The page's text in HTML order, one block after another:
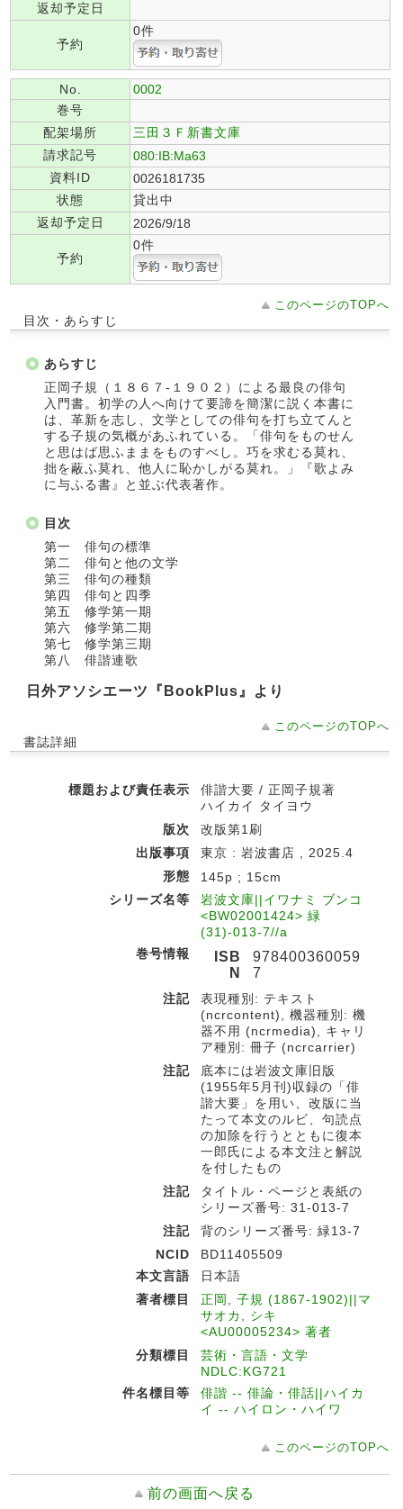
返却予定日
予約
0件
No.
0002
巻号
配架場所
三田３Ｆ新書文庫
請求記号
080:IB:Ma63
資料ID
0026181735
状態
貸出中
返却予定日
2026/9/18
予約
0件
このページのTOPへ
目次・あらすじ
あらすじ
正岡子規（１８６７‐１９０２）による最良の俳句
入門書。初学の人へ向けて要諦を簡潔に説く本書に
は、革新を志し、文学としての俳句を打ち立てんと
する子規の気概があふれている。「俳句をものせん
と思はば思ふままをものすべし。巧を求むる莫れ、
拙を蔽ふ莫れ、他人に恥かしがる莫れ。」『歌よみ
に与ふる書』と並ぶ代表著作。
目次
第一 俳句の標準
第二 俳句と他の文学
第三 俳句の種類
第四 俳句と四季
第五 修学第一期
第六 修学第二期
第七 修学第三期
第八 俳諧連歌
日外アソシエーツ『BookPlus』より
このページのTOPへ
書誌詳細
標題および責任表示
俳諧大要 / 正岡子規著
ハイカイ タイヨウ
版次
改版第1刷
出版事項
東京 : 岩波書店 , 2025.4
形態
145p ; 15cm
シリーズ名等
岩波文庫||イワナミ ブンコ
<BW02001424> 緑
(31)-013-7//a
巻号情報
ISB
N
978400360059
7
注記
表現種別: テキスト
(ncrcontent), 機器種別: 機
器不用 (ncrmedia), キャリ
ア種別: 冊子 (ncrcarrier)
注記
底本には岩波文庫旧版
(1955年5月刊)収録の「俳
諧大要」を用い、改版に当
たって本文のルビ、句読点
の加除を行うとともに復本
一郎氏による本文注と解説
を付したもの
注記
タイトル・ページと表紙の
シリーズ番号: 31-013-7
注記
背のシリーズ番号: 緑13-7
NCID
BD11405509
本文言語
日本語
著者標目
正岡, 子規 (1867-1902)||マ
サオカ, シキ
<AU00005234> 著者
分類標目
芸術・言語・文学
NDLC:KG721
件名標目等
俳諧 -- 俳論・俳話||ハイカ
イ -- ハイロン・ハイワ
このページのTOPへ
前の画面へ戻る